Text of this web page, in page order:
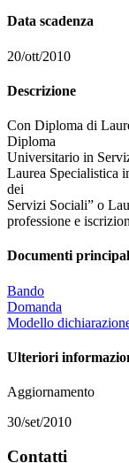
Data scadenza
20/ott/2010
Descrizione
Con Diploma di
Diploma
Universitario in
Laurea Specialistica
dei
Servizi Sociali” o
professione e
Documenti
Bando
Domanda
Modello
Ulteriori
Aggiornamento
30/set/2010
Contatti